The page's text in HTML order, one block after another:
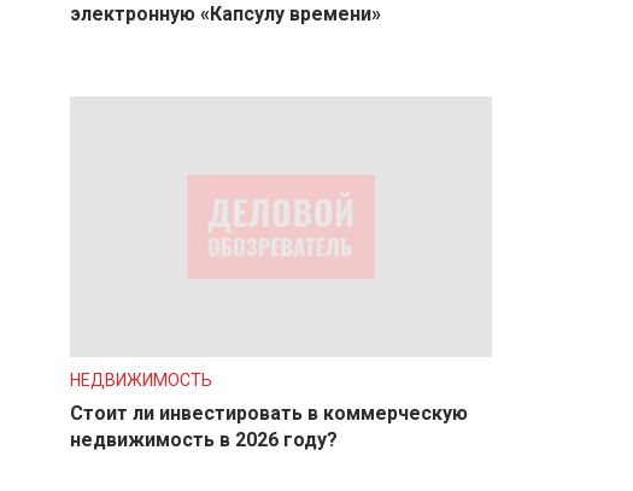
электронную «Капсулу времени»
НЕДВИЖИМОСТЬ
Стоит ли инвестировать в коммерческую
недвижимость в 2026 году?